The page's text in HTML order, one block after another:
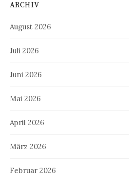
ARCHIV
August 2026
Juli 2026
Juni 2026
Mai 2026
April 2026
März 2026
Februar 2026